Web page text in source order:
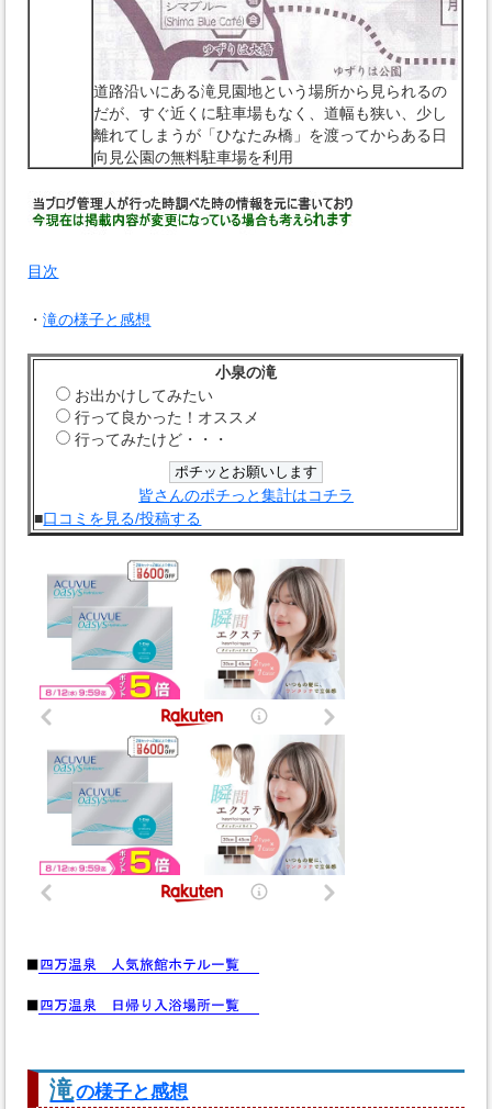
道路沿いにある滝見園地という場所から見られるの
だが、すぐ近くに駐車場もなく、道幅も狭い、少し
離れてしまうが「ひなたみ橋」を渡ってからある日
向見公園の無料駐車場を利用
目次
・滝の様子と感想
小泉の滝
お出かけしてみたい
行って良かった！オススメ
行ってみたけど・・・
皆さんのポチっと集計はコチラ
■口コミを見る/投稿する
滝の様子と感想